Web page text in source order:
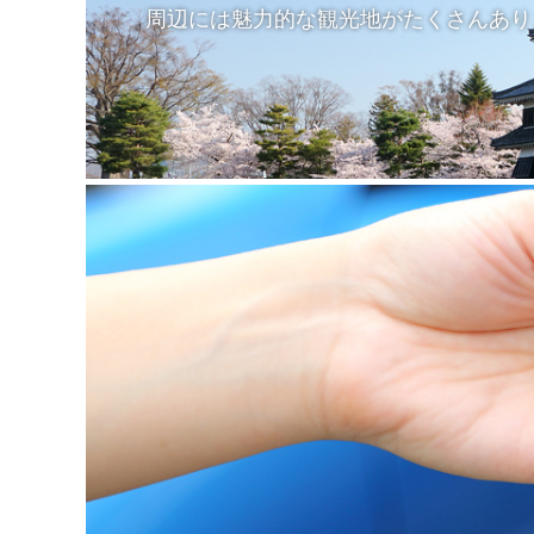
周辺には魅力的な観光地がたくさんあ